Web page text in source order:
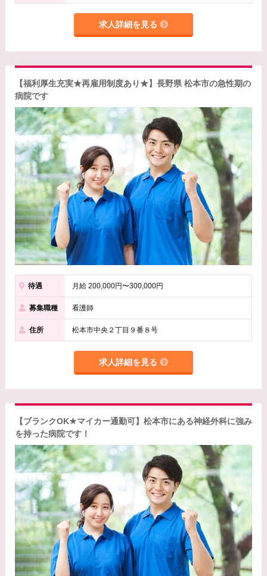
求人詳細を見る
【福利厚生充実★再雇用制度あり★】長野県 松本市の急性期の
病院です
待遇 月給 200,000円〜300,000円
募集職種 看護師
住所 松本市中央２丁目９番８号
求人詳細を見る
【ブランクOK★マイカー通勤可】松本市にある神経外科に強み
を持った病院です！